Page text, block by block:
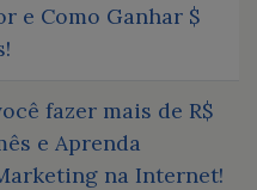
e Como Ganhar $
fazer mais de R$
e Aprenda
na Internet!